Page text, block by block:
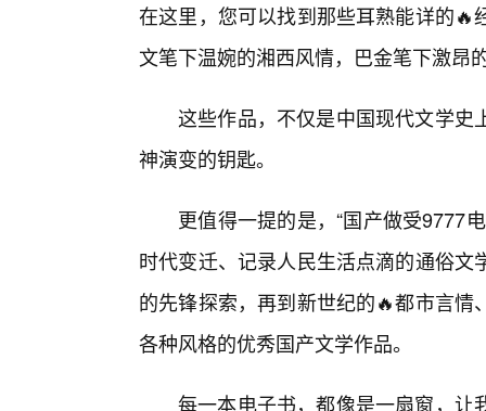
在这里，您可以找到那些耳熟能详的
文笔下温婉的湘西风情，巴金笔下激昂
这些作品，不仅是中国现代文学史
神演变的钥匙。
更值得一提的是，“国产做受9777
时代变迁、记录人民生活点滴的通俗
的先锋探索，再到新世纪的🔥都市言
各种风格的优秀国产文学作品。
每一本电子书，都像是一扇窗，让